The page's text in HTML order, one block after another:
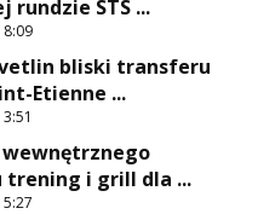
rundzie STS ...
bliski transferu
Etienne ...
trening i grill dla ...